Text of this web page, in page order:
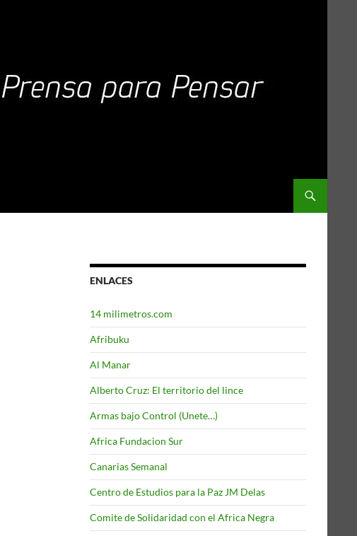
ENLACES
14 milimetros.com
Afribuku
Al Manar
Alberto Cruz: El territorio del lince
Armas bajo Control (Unete…)
Africa Fundacion Sur
Canarias Semanal
Centro de Estudios para la Paz JM Delas
Comite de Solidaridad con el Africa Negra